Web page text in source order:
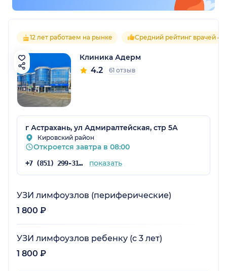
12 лет работаем на рынке Средний рейтинг врачей 4.4
Клиника Адерм
4.2 61 отзыв
г Астрахань, ул Адмиралтейская, стр 5А
Кировский район
Откроется завтра в 08:00
+7 (851) 299-31-76 показать
УЗИ лимфоузлов (периферические)
1 800 ₽
УЗИ лимфоузлов ребенку (с 3 лет)
1 800 ₽